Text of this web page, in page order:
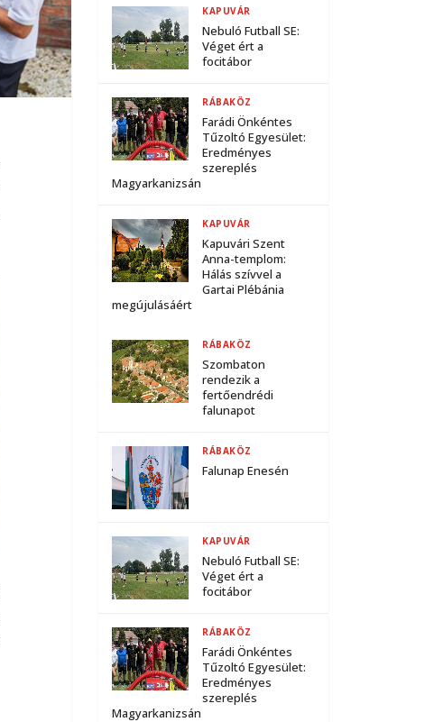
Nebuló Futball SE:
Véget ért a
focitábor
KAPUVÁR
Farádi Önkéntes
Tűzoltó Egyesület:
Eredményes
szereplés
Magyarkanizsán
RÁBAKÖZ
Kapuvári Szent
Anna-templom:
Hálás szívvel a
Gartai Plébánia
megújulásáért
KAPUVÁR
Szombaton
rendezik a
fertőendrédi
falunapot
RÁBAKÖZ
Falunap Enesén
RÁBAKÖZ
Nebuló Futball SE:
Véget ért a
focitábor
KAPUVÁR
Farádi Önkéntes
Tűzoltó Egyesület:
Eredményes
szereplés
Magyarkanizsán
RÁBAKÖZ